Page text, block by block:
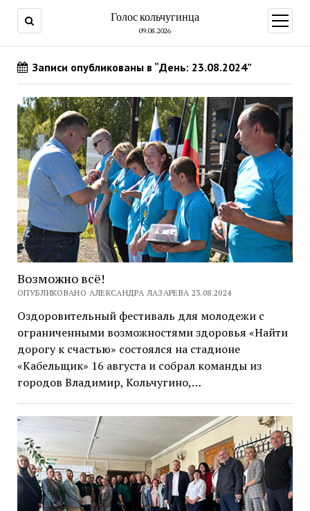
Голос кольчугинца
09.08.2026
меню
Записи опубликованы в “День: 23.08.2024”
Возможно всё!
ОПУБЛИКОВАНО АЛЕКСАНДРА ЛАЗАРЕВА 23.08.2024
Оздоровительный фестиваль для молодежи с
ограниченными возможностями здоровья «Найти
дорогу к счастью» состоялся на стадионе
«Кабельщик» 16 августа и собрал команды из
городов Владимир, Кольчугино,…